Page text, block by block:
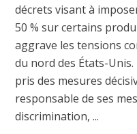
décrets visant à
50 % sur certains
aggrave les tensions
du nord des États-
pris des mesures
responsable de ses
discrimination, ...